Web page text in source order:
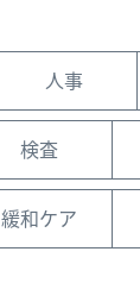
人事
検査
緩和ケア